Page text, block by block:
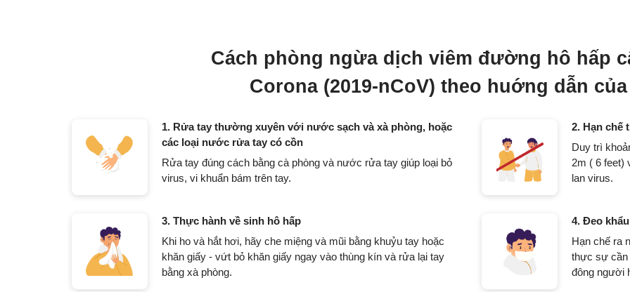
Cách phòng ngừa dịch viêm đường hô hấp
Corona (2019-nCoV) theo huớng dẫn
1. Rửa tay thường xuyên với nước sạch và xà phòng, hoặc
các loại nước rửa tay có cồn
Rửa tay đúng cách bằng cà phòng và nước rửa tay giúp loại bỏ
virus, vi khuẩn bám trên tay.
2. Hạn chế
Duy trì
2m ( 6 feet)
lan virus.
3. Thực hành về sinh hô hấp
Khi ho và hắt hơi, hãy che miệng và mũi bằng khuỷu tay hoặc
khăn giấy - vứt bỏ khăn giấy ngay vào thùng kín và rửa lại tay
bằng xà phòng.
4. Đeo
Hạn chế ra
thực sự cần
đông người